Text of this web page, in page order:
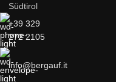
Südtirol
+39 329
272 2105
info@bergauf.it